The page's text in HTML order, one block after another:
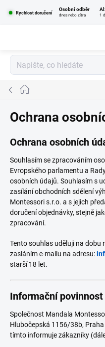
Rychlost doručení
Osobní odběr
dnes nebo zítra 1
Domů
Ochrana
Ochrana osobních
Souhlasím se zpracováním
Evropského parlamentu a
osobních údajů. Souhlasím s
zasílání obchodních sdělení
Montessori s.r.o. a s jejich
doručení objednávky, stejně
zpracování.
Tento souhlas uděluji na dobu
zasláním e-mailu na adresu:
starší 18 let.
Informační
Společnost Mandala
Hlubočepská 1156/38b,
tímto informuje zákazníky